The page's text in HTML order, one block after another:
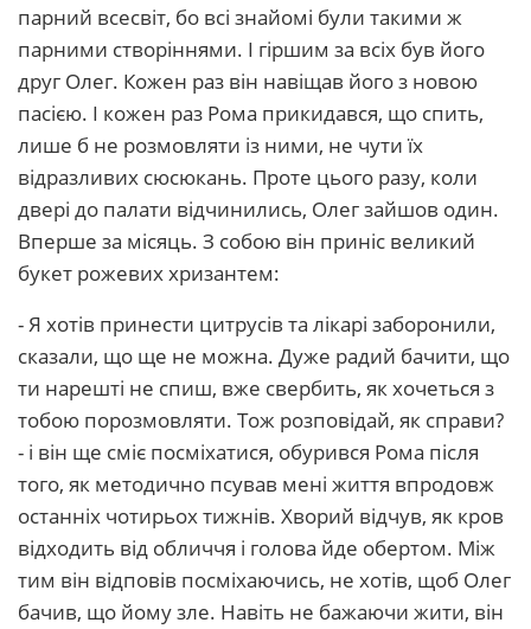
парний всесвіт, бо всі знайомі були такими ж
парними створіннями. І гіршим за всіх був його
друг Олег. Кожен раз він навіщав його з новою
пасією. І кожен раз Рома прикидався, що спить,
лише б не розмовляти із ними, не чути їх
відразливих сюсюкань. Проте цього разу, коли
двері до палати відчинились, Олег зайшов один.
Вперше за місяць. З собою він приніс великий
букет рожевих хризантем:
- Я хотів принести цитрусів та лікарі заборонили,
сказали, що ще не можна. Дуже радий бачити, що
ти нарешті не спиш, вже свербить, як хочеться з
тобою порозмовляти. Тож розповідай, як справи?
- і він ще сміє посміхатися, обурився Рома після
того, як методично псував мені життя впродовж
останніх чотирьох тижнів. Хворий відчув, як кров
відходить від обличчя і голова йде обертом. Між
тим він відповів посміхаючись, не хотів, щоб Олег
бачив, що йому зле. Навіть не бажаючи жити, він